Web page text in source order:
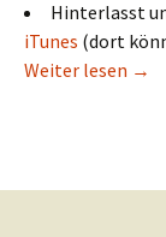
Hinterlasst
iTunes (dort
Weiter lesen →